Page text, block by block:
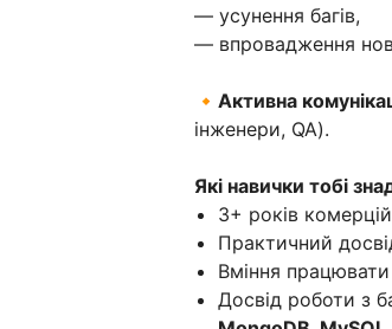
— усунення багів,
— впровадження
🔸 Активна
інженери, QA).
Які навички тобі
3+ років
Практичний
Вміння
Досвід роботи з